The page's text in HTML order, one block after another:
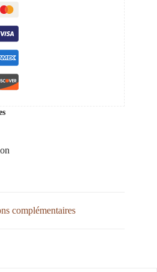
complémentaires